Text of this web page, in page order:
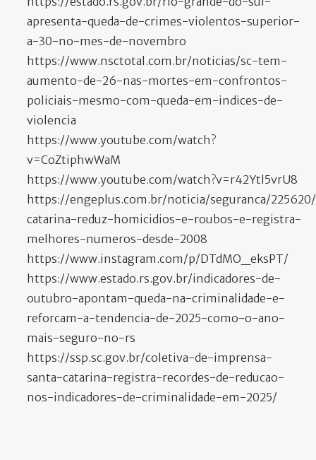
apresenta-queda-de-crimes-violentos-superior-
a-30-no-mes-de-novembro
https://www.nsctotal.com.br/noticias/sc-tem-
aumento-de-26-nas-mortes-em-confrontos-
policiais-mesmo-com-queda-em-indices-de-
violencia
https://www.youtube.com/watch?
v=CoZtiphwWaM
https://www.youtube.com/watch?v=r42Ytl5vrU8
https://engeplus.com.br/noticia/seguranca/
catarina-reduz-homicidios-e-roubos-e-registra-
melhores-numeros-desde-2008
https://www.instagram.com/p/DTdMO_eksPT/
https://www.estado.rs.gov.br/indicadores-de-
outubro-apontam-queda-na-criminalidade-e-
reforcam-a-tendencia-de-2025-como-o-ano-
mais-seguro-no-rs
https://ssp.sc.gov.br/coletiva-de-imprensa-
santa-catarina-registra-recordes-de-reducao-
nos-indicadores-de-criminalidade-em-2025/